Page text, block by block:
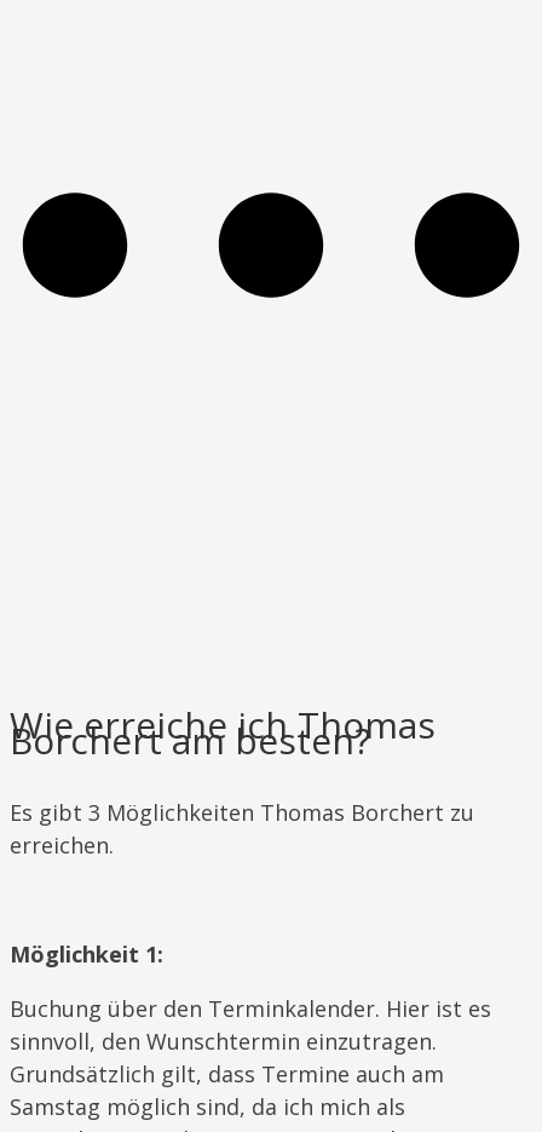
Wie erreiche ich Thomas
Borchert am besten?
​​Es gibt 3 Möglichkeiten Thomas Borchert zu
erreichen.
Möglichkeit 1:
​Buchung über den Terminkalender. Hier ist es
sinnvoll, den Wunschtermin einzutragen.
Grundsätzlich gilt, dass Termine auch am
Samstag möglich sind, da ich mich als